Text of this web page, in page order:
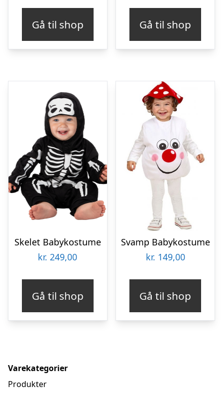
Gå til shop Gå til shop
Skelet Babykostume
kr. 249,00
Gå til shop
Svamp Babykostume
kr. 149,00
Gå til shop
Varekategorier
Produkter